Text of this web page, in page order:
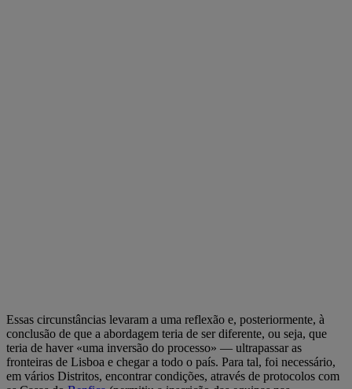
Essas circunstâncias levaram a uma reflexão e, posteriormente, à
conclusão de que a abordagem teria de ser diferente, ou seja, que
teria de haver «uma inversão do processo» — ultrapassar as
fronteiras de Lisboa e chegar a todo o país. Para tal, foi necessário,
em vários Distritos, encontrar condições, através de protocolos com